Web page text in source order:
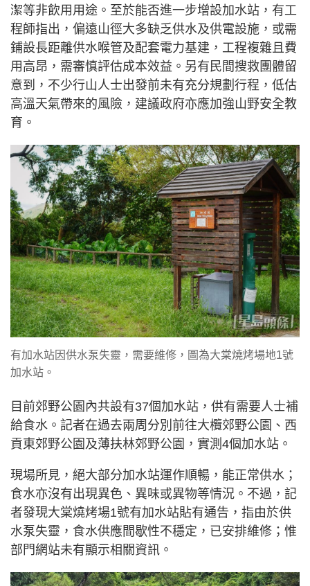
潔等非飲用用途。至於能否進一步增設加水站，有工
程師指出，偏遠山徑大多缺乏供水及供電設施，或需
鋪設長距離供水喉管及配套電力基建，工程複雜且費
用高昂，需審慎評估成本效益。另有民間搜救團體留
意到，不少行山人士出發前未有充分規劃行程，低估
高溫天氣帶來的風險，建議政府亦應加強山野安全教
育。
有加水站因供水泵失靈，需要維修，圖為大棠燒烤場地1號
加水站。
目前郊野公園內共設有37個加水站，供有需要人士補
給食水。記者在過去兩周分別前往大欖郊野公園、西
貢東郊野公園及薄扶林郊野公園，實測4個加水站。
現場所見，絕大部分加水站運作順暢，能正常供水；
食水亦沒有出現異色、異味或異物等情況。不過，記
者發現大棠燒烤場1號有加水站貼有通告，指由於供
水泵失靈，食水供應間歇性不穩定，已安排維修；惟
部門網站未有顯示相關資訊。